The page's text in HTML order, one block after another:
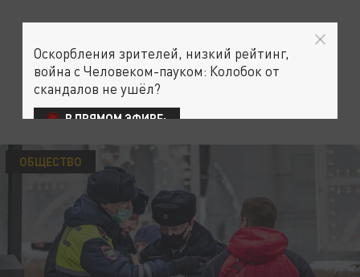
ОБЩЕСТВО
Оскорбления зрителей, низкий рейтинг,
война с Человеком-пауком: Колобок от
скандалов не ушёл?
В ПРЯМОМ ЭФИРЕ: